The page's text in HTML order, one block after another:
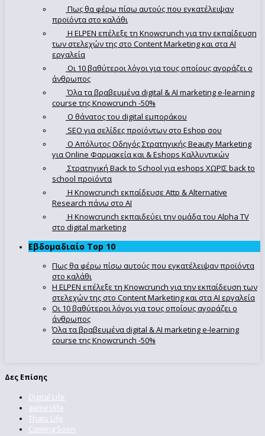
Πως θα φέρω πίσω αυτούς που εγκατέλειψαν
προϊόντα στο καλάθι
Η ELPEN επέλεξε τη Knowcrunch για την εκπαίδευση
των στελεχών της στο Content Marketing και στα AI
εργαλεία
Οι 10 βαθύτεροι λόγοι για τους οποίους αγοράζει ο
άνθρωπος
Όλα τα βραβευμένα digital & AI marketing e-learning
course της Knowcrunch -50%
Ο θάνατος του digital εμποράκου
SEO για σελίδες προϊόντων στο Eshop σου
Ο Απόλυτoς Οδηγός Στρατηγικής Beauty Marketing
για Online Φαρμακεία και & Eshops Καλλυντικών
Στρατηγική Back to School για eshops ΧΩΡΙΣ back to
school προϊόντα
Η Knowcrunch εκπαίδευσε Attp & Alternative
Research πάνω στο ΑΙ
Η Knowcrunch εκπαιδεύει την ομάδα του Alpha TV
στο digital marketing
Εβδομαδιαίο Top 10
Πως θα φέρω πίσω αυτούς που εγκατέλειψαν προϊόντα
στο καλάθι
Η ELPEN επέλεξε τη Knowcrunch για την εκπαίδευση των
στελεχών της στο Content Marketing και στα AI εργαλεία
Οι 10 βαθύτεροι λόγοι για τους οποίους αγοράζει ο
άνθρωπος
Όλα τα βραβευμένα digital & AI marketing e-learning
course της Knowcrunch -50%
Δες Επίσης
Digital Life
gameslife
Thats Life
Coming Soon